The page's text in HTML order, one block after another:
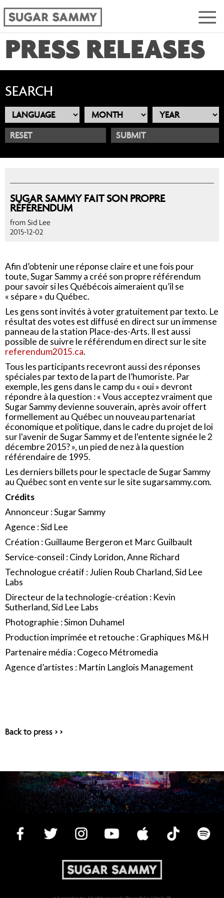
PRESS RELEASES
SEARCH
RESET
SUGAR SAMMY FAIT SON PROPRE
RÉFÉRENDUM
from Sid Lee
2015-12-02
Afin d’obtenir une réponse claire et une fois pour
toute, Sugar Sammy a créé son propre référendum
pour savoir si les Québécois aimeraient qu’il se
« sépare » du Québec.
Les gens sont invités à voter gratuitement par texto. Le
résultat des votes est diffusé en direct sur un immense
panneau de la station Place-des-Arts. Il est aussi
possible de suivre le référendum en direct sur le site
referendum2015.ca.
Tous les participants recevront aussi des réponses
spéciales par texto de la part de l’humoriste. Par
exemple, les gens dans le camp du « oui » devront
répondre à la question : « Vous acceptez vraiment que
Sugar Sammy devienne souverain, après avoir offert
formellement au Québec un nouveau partenariat
économique et politique, dans le cadre du projet de loi
sur l'avenir de Sugar Sammy et de l'entente signée le 2
décembre 2015? », un pied de nez à la question
référendaire de 1995.
Les derniers billets pour le spectacle de Sugar Sammy
au Québec sont en vente sur le site sugarsammy.com.
Crédits
Annonceur : Sugar Sammy
Agence : Sid Lee
Création : Guillaume Bergeron et Marc Guilbault
Service-conseil : Cindy Loridon, Anne Richard
Technologue créatif : Julien Roub Charland, Sid Lee
Labs
Directeur de la technologie-création : Kevin
Sutherland, Sid Lee Labs
Photographie : Simon Duhamel
Production imprimée et retouche : Graphiques M&H
Partenaire média : Cogeco Métromedia
Agence d’artistes : Martin Langlois Management
Back to press > >